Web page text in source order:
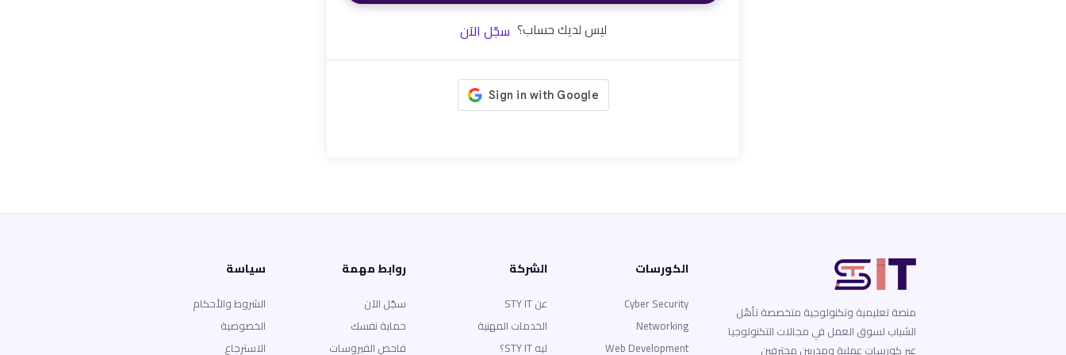
ليس لديك حساب؟ سجّل الآن
منصة تعليمية وتكنولوجية متخصصة تأهّل
الشباب لسوق العمل في مجالات التكنولوجيا
عبر كورسات عملية ومدربين محترفين
الكورسات
Cyber Security
Networking
Web Development
الشركة
عن STY IT
الخدمات المهنية
ليه STY IT؟
روابط مهمة
سجّل الآن
حماية نفسك
فاحص الفيروسات
سياسة
الشروط والأحكام
الخصوصية
الاسترجاع